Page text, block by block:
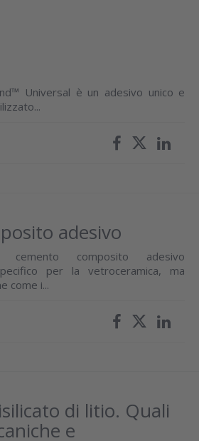
Universal è un adesivo unico e
adesivo
composito adesivo
per la vetroceramica, ma
come i...
di litio. Quali
e